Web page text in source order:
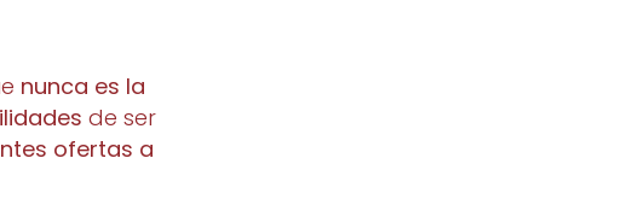
nunca es la
de ser
ofertas a